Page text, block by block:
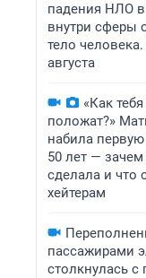
падения НЛО
внутри сферы
тело
августа
«Как
положат?»
набила первую
50 лет — зачем
сделала и что
хейтерам
пассажирами
столкнулась с